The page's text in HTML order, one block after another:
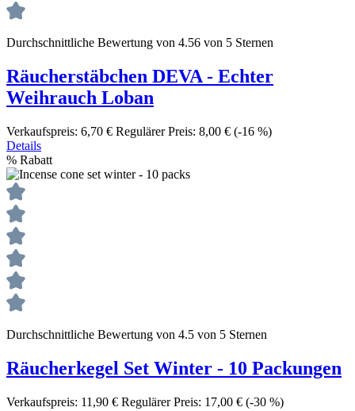
Durchschnittliche Bewertung von 4.56 von 5 Sternen
Räucherstäbchen DEVA - Echter
Weihrauch Loban
Verkaufspreis: 6,70 € Regulärer Preis: 8,00 € (-16 %)
Details
% Rabatt
Durchschnittliche Bewertung von 4.5 von 5 Sternen
Räucherkegel Set Winter - 10 Packungen
Verkaufspreis: 11,90 € Regulärer Preis: 17,00 € (-30 %)